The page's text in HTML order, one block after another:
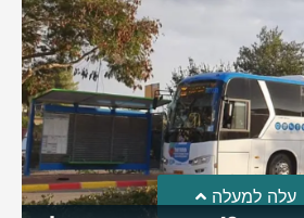
עלה למעלה